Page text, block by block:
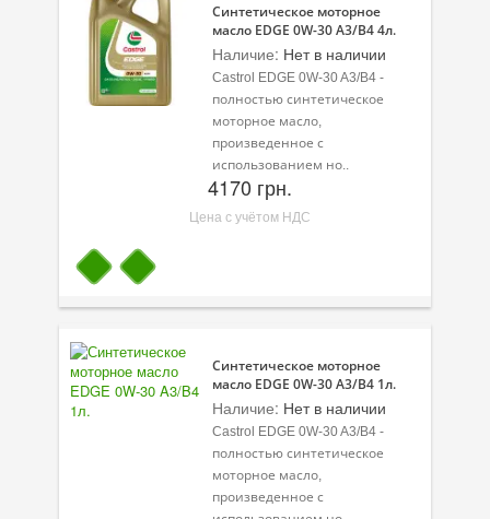
Синтетическое моторное
масло EDGE 0W-30 A3/B4 4л.
Наличие: Нет в наличии
Castrol EDGE 0W-30 A3/B4 -
полностью синтетическое
моторное масло,
произведенное с
использованием но..
4170 грн.
Цена с учётом НДС
Синтетическое моторное
масло EDGE 0W-30 A3/B4 1л.
Наличие: Нет в наличии
Castrol EDGE 0W-30 A3/B4 -
полностью синтетическое
моторное масло,
произведенное с